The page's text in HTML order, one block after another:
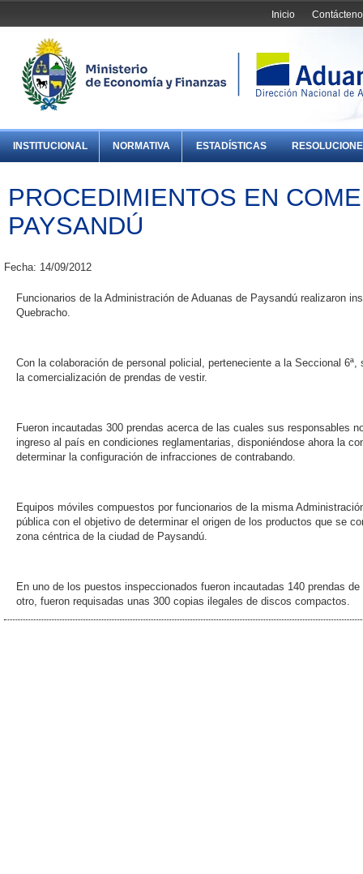
Inicio
INSTITUCIONAL NORMATIVA ESTADÍSTICAS
PROCEDIMIENTOS EN
PAYSANDÚ
Fecha: 14/09/2012
Funcionarios de la Administración de Aduanas de Paysandú realizaron
Quebracho.
Con la colaboración de personal policial, perteneciente a la Seccional
la comercialización de prendas de vestir.
Fueron incautadas 300 prendas acerca de las cuales sus responsables
ingreso al país en condiciones reglamentarias, disponiéndose ahora la
determinar la configuración de infracciones de contrabando.
Equipos móviles compuestos por funcionarios de la misma
pública con el objetivo de determinar el origen de los productos que se
zona céntrica de la ciudad de Paysandú.
En uno de los puestos inspeccionados fueron incautadas 140 prendas
otro, fueron requisadas unas 300 copias ilegales de discos compactos.